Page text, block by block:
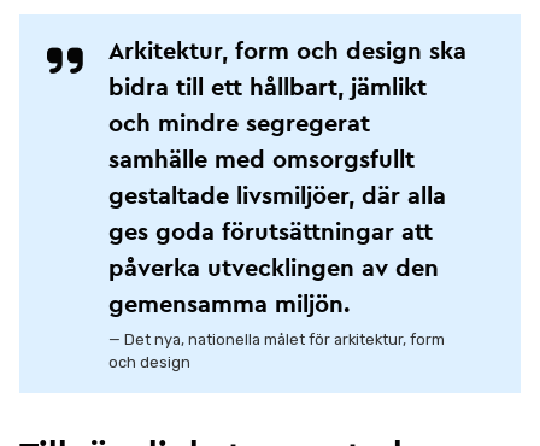
Arkitektur, form och design ska
bidra till ett hållbart, jämlikt
och mindre segregerat
samhälle med omsorgsfullt
gestaltade livsmiljöer, där alla
ges goda förutsättningar att
påverka utvecklingen av den
gemensamma miljön.
— Det nya, nationella målet för arkitektur, form
och design